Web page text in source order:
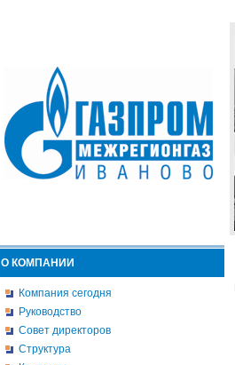
О КОМПАНИИ
Компания сегодня
Руководство
Совет директоров
Структура